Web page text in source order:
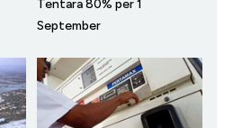
Tentara 80% per 1
September